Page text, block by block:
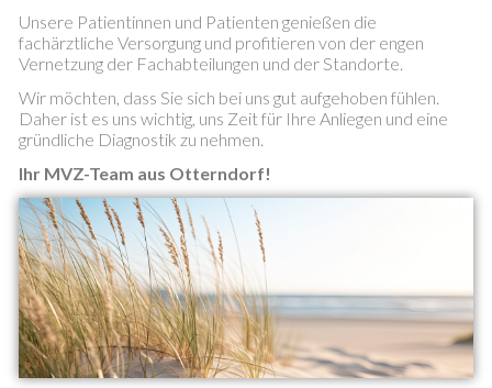
Unsere Patientinnen und Patienten genießen die
fachärztliche Versorgung und profitieren von der engen
Vernetzung der Fachabteilungen und der Standorte.
Wir möchten, dass Sie sich bei uns gut aufgehoben fühlen.
Daher ist es uns wichtig, uns Zeit für Ihre Anliegen und eine
gründliche Diagnostik zu nehmen.
Ihr MVZ-Team aus Otterndorf!